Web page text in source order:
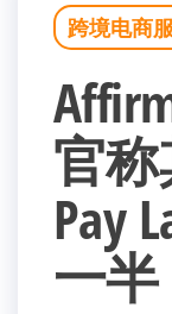
跨境电商
官
Pay
一半